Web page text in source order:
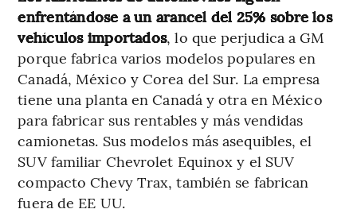
enfrentándose a un arancel del 25% sobre los
vehículos importados, lo que perjudica a GM
porque fabrica varios modelos populares en
Canadá, México y Corea del Sur. La empresa
tiene una planta en Canadá y otra en México
para fabricar sus rentables y más vendidas
camionetas. Sus modelos más asequibles, el
SUV familiar Chevrolet Equinox y el SUV
compacto Chevy Trax, también se fabrican
fuera de EE UU.